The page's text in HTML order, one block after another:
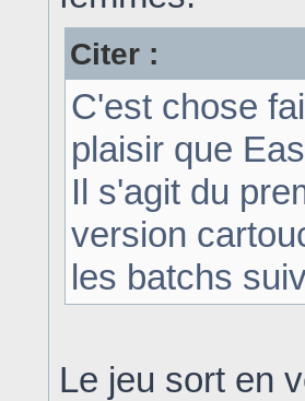
Citer :
C'est chose
plaisir que
Il s'agit du
version
les batchs
Le jeu sort en